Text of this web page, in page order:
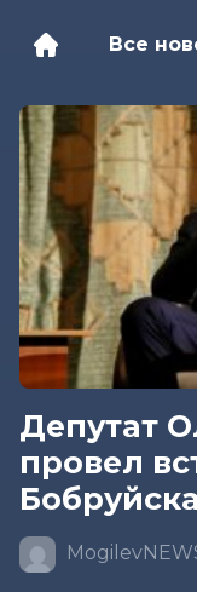
Все
Депутат
провел